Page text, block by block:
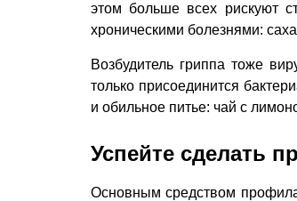
этом больше всех рискуют
хроническими болезнями:
Возбудитель гриппа тоже
только присоединится
и обильное питье: чай с
Успейте сделать
Основным средством